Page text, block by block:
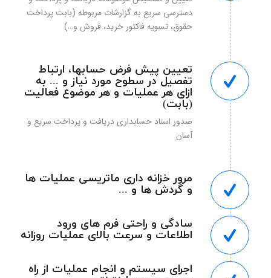
دسترسی سریع به گزارشات مربوطه (بابت پرداخت
حقوق، تسویه فاکتور خرید، فروش و…)
تعیین پیش فرض حسابها، ارتباط
تفصیل در سطوح مورد نیاز و ... به
ازای هر عملیات و هر موضوع فعالیت
(بابت)
صدور اسناد حسابداری دریافت و پرداخت سریع و
آسان
مرور خزانه داری ماتریسی عملیات ها
و گردش ها و ...
سادگی و راحتی فرم های ورود
اطلاعات و سرعت بالای عملیات روزانه
اجرای سیستم و انجام عملیات از راه